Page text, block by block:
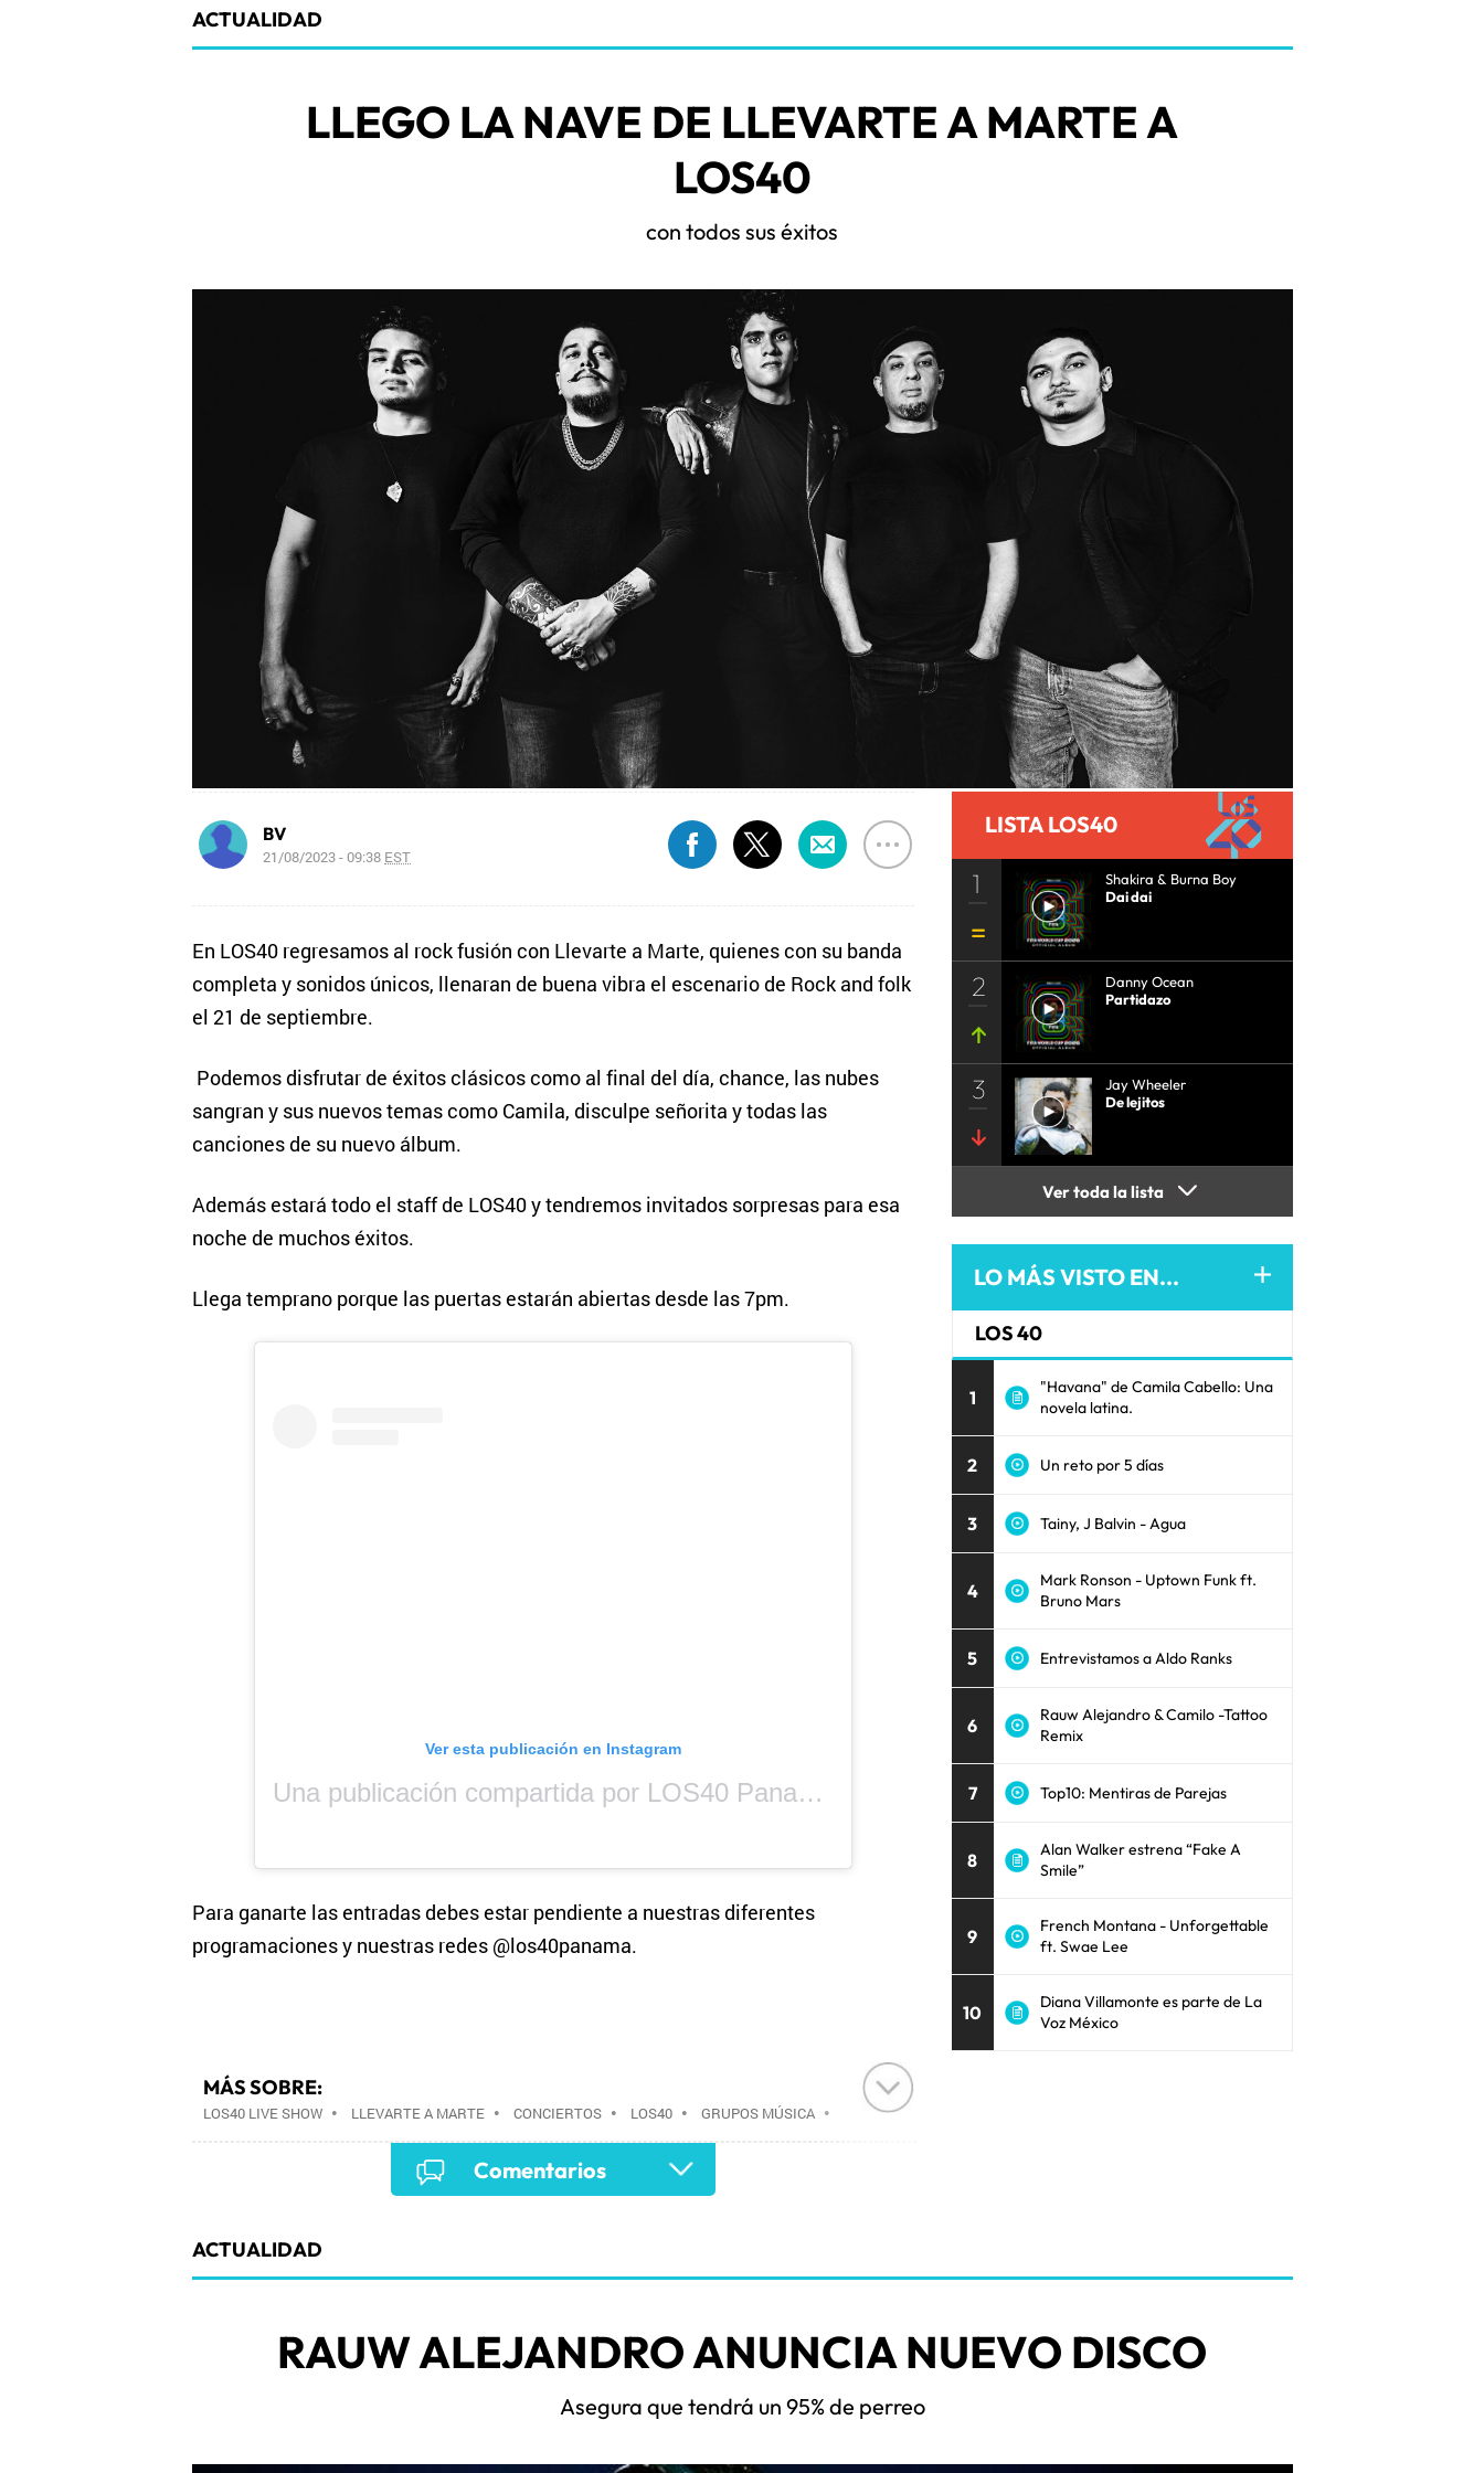
ACTUALIDAD
LLEGO LA NAVE DE LLEVARTE A MARTE A
LOS40
con todos sus éxitos
BV
21/08/2023 - 09:38 EST
En LOS40 regresamos al rock fusión con Llevarte a Marte, quienes con su banda
completa y sonidos únicos, llenaran de buena vibra el escenario de Rock and folk
el 21 de septiembre.
Podemos disfrutar de éxitos clásicos como al final del día, chance, las nubes
sangran y sus nuevos temas como Camila, disculpe señorita y todas las
canciones de su nuevo álbum.
Además estará todo el staff de LOS40 y tendremos invitados sorpresas para esa
noche de muchos éxitos.
Llega temprano porque las puertas estarán abiertas desde las 7pm.
Ver esta publicación en Instagram
Una publicación compartida por LOS40 Panamá (@los40panama)
Para ganarte las entradas debes estar pendiente a nuestras diferentes
programaciones y nuestras redes @los40panama.
MÁS SOBRE:
LOS40 LIVE SHOW• LLEVARTE A MARTE• CONCIERTOS• LOS40• GRUPOS MÚSICA•
PRISA RADIO•AGENDA CULTURAL•RADIO•
GRUPO PRISA•EVENTOS• CULTURA•
Comentarios
LISTA LOS40
1
Shakira & Burna Boy
Dai dai
2
Danny Ocean
Partidazo
3
Jay Wheeler
De lejitos
Ver toda la lista
LO MÁS VISTO EN...
LOS 40
1
"Havana" de Camila Cabello: Una
novela latina.
2 Un reto por 5 días
3 Tainy, J Balvin - Agua
4
Mark Ronson - Uptown Funk ft.
Bruno Mars
5 Entrevistamos a Aldo Ranks
6
Rauw Alejandro & Camilo -Tattoo
Remix
7 Top10: Mentiras de Parejas
8
Alan Walker estrena “Fake A
Smile”
9
French Montana - Unforgettable
ft. Swae Lee
10
Diana Villamonte es parte de La
Voz México
ACTUALIDAD
RAUW ALEJANDRO ANUNCIA NUEVO DISCO
Asegura que tendrá un 95% de perreo